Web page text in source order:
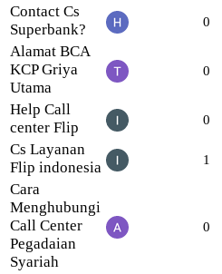
Contact Cs
Superbank?
0
Alamat BCA
KCP Griya
Utama
0
Help Call
center Flip
0
Cs Layanan
Flip indonesia
1
Cara
Menghubungi
Call Center
Pegadaian
Syariah
0